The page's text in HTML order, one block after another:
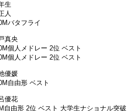
生
人
バタフライ
真央
個人メドレー 2位 ベスト
個人メドレー 2位 ベスト
優媛
自由形 ベスト
優花
自由形 2位 ベスト 大学生ナショナル突破